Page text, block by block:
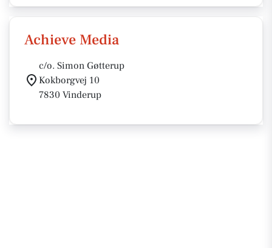
Achieve Media
c/o. Simon Gøtterup
Kokborgvej 10
7830 Vinderup